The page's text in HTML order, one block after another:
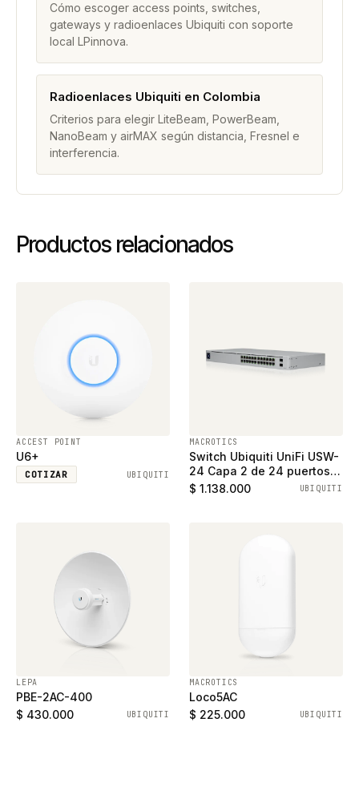
Cómo escoger access points, switches,
gateways y radioenlaces Ubiquiti con soporte
local LPinnova.
Radioenlaces Ubiquiti en Colombia
Criterios para elegir LiteBeam, PowerBeam,
NanoBeam y airMAX según distancia, Fresnel e
interferencia.
Productos relacionados
ACCEST POINT
U6+
COTIZAR UBIQUITI
MACROTICS
Switch Ubiquiti UniFi USW-
24 Capa 2 de 24 puertos
ethernet gigabit y 2
$ 1.138.000 UBIQUITI
LEPA
PBE-2AC-400
$ 430.000
UBIQUITI
MACROTICS
Loco5AC
$ 225.000
UBIQUITI